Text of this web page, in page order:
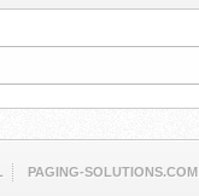
PAGING-SOLUTIONS.COM